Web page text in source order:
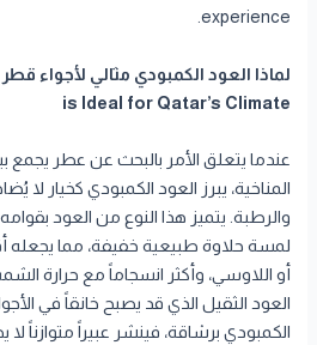
experience.
is Ideal for Qatar’s Climate
عندما يتعلق الأمر بالبحث عن عطر يجمع
المناخية، يبرز العود الكمبودي كخيار لا
والرطبة. يتميز هذا النوع من العود
لمسة حلاوة طبيعية خفيفة، مما يجعله
أو اللاوسي، وأكثر انسجاماً مع حرارة
العود الثقيل الذي قد يصبح خانقاً في
الكمبودي برشاقة، فينشر عبيراً متوازناً